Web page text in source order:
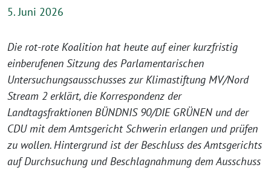
5. Juni 2026
Die rot-rote Koalition hat heute auf einer kurzfristig
einberufenen Sitzung des Parlamentarischen
Untersuchungsausschusses zur Klimastiftung MV/Nord
Stream 2 erklärt, die Korrespondenz der
Landtagsfraktionen BÜNDNIS 90/DIE GRÜNEN und der
CDU mit dem Amtsgericht Schwerin erlangen und prüfen
zu wollen. Hintergrund ist der Beschluss des Amtsgerichts
auf Durchsuchung und Beschlagnahmung dem Ausschuss